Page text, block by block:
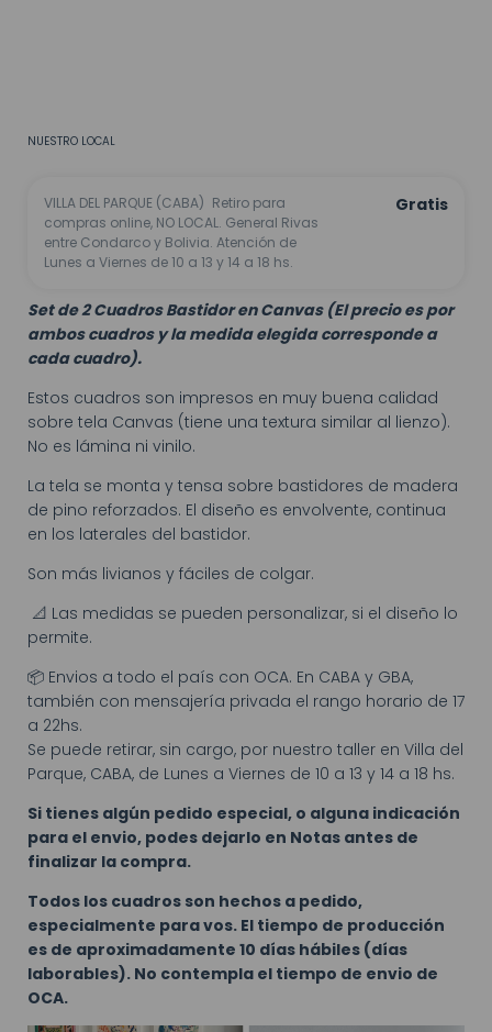
NUESTRO LOCAL
VILLA DEL PARQUE (CABA) Retiro para
compras online, NO LOCAL. General Rivas
entre Condarco y Bolivia. Atención de
Lunes a Viernes de 10 a 13 y 14 a 18 hs.
Gratis
Set de 2 Cuadros Bastidor en Canvas (El precio es por
ambos cuadros y la medida elegida corresponde a
cada cuadro).
Estos cuadros son impresos en muy buena calidad
sobre tela Canvas (tiene una textura similar al lienzo).
No es lámina ni vinilo.
La tela se monta y tensa sobre bastidores de madera
de pino reforzados. El diseño es envolvente, continua
en los laterales del bastidor.
Son más livianos y fáciles de colgar.
📐 Las medidas se pueden personalizar, si el diseño lo
permite.
📦 Envios a todo el país con OCA. En CABA y GBA,
también con mensajería privada el rango horario de 17
a 22hs.
Se puede retirar, sin cargo, por nuestro taller en Villa del
Parque, CABA, de Lunes a Viernes de 10 a 13 y 14 a 18 hs.
Si tienes algún pedido especial, o alguna indicación
para el envio, podes dejarlo en Notas antes de
finalizar la compra.
Todos los cuadros son hechos a pedido,
especialmente para vos. El tiempo de producción
es de aproximadamente 10 días hábiles (días
laborables). No contempla el tiempo de envio de
OCA.